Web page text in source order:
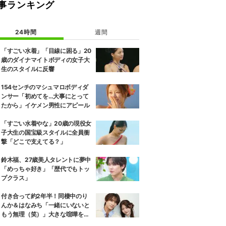
ランキング
24時間 週間
「すごい水着」「目線に困る」20
歳のダイナマイトボディの女子大
生のスタイルに反響
154センチのマシュマロボディダ
ンサー「初めてを…大事にとって
たから」イケメン男性にアピール
「すごい水着やな」20歳の現役女
子大生の国宝級スタイルに全員衝
撃「どこで支えてる？」
鈴木福、27歳美人タレントに夢中
「めっちゃ好き」「歴代でもトッ
プクラス」
付き合って約2年半！同棲中のり
んか＆はなみち「一緒にいないと
もう無理（笑）」大きな喧嘩を経